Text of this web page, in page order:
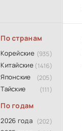
По странам
Корейские (935)
Китайские (1416)
Японские (205)
Тайские (111)
По годам
2026 года (202)